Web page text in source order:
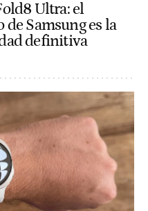
Ultra: el
Samsung es la
definitiva